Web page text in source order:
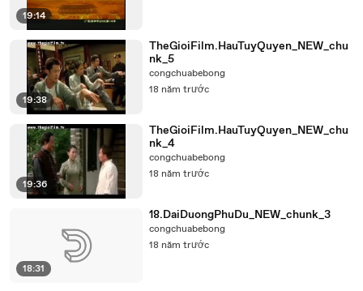
19:14
19:38
TheGioiFilm.HauTuyQuyen_NEW_chu
nk_5
congchuabebong
18 năm trước
19:36
TheGioiFilm.HauTuyQuyen_NEW_chu
nk_4
congchuabebong
18 năm trước
18:31
18.DaiDuongPhuDu_NEW_chunk_3
congchuabebong
18 năm trước